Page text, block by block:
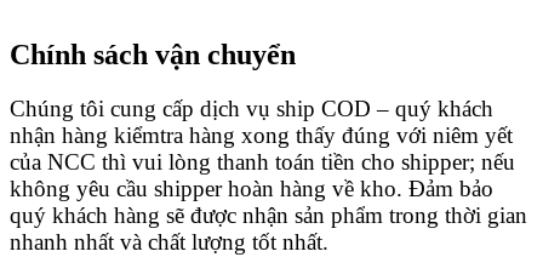
Chính sách vận chuyển
Chúng tôi cung cấp dịch vụ ship COD – quý khách
nhận hàng kiểmtra hàng xong thấy đúng với niêm yết
của NCC thì vui lòng thanh toán tiền cho shipper; nếu
không yêu cầu shipper hoàn hàng về kho. Đảm bảo
quý khách hàng sẽ được nhận sản phẩm trong thời gian
nhanh nhất và chất lượng tốt nhất.